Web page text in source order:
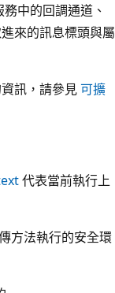
中的回調通道、
來的訊息標頭與屬
訊，請參見可擴
代表當前執行上
方法執行的安全環